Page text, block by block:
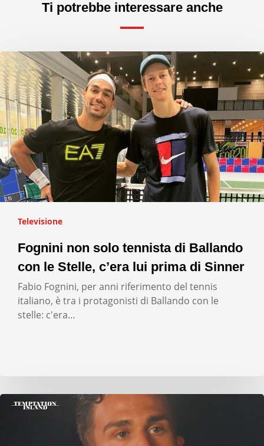
Ti potrebbe interessare anche
Televisione
Fognini non solo tennista di Ballando
con le Stelle, c’era lui prima di Sinner
Fabio Fognini, per anni riferimento del tennis
italiano, è tra i protagonisti di Ballando con le
stelle: c'era…